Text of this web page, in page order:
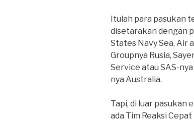
Itulah para pasukan
disetarakan dengan
States Navy Sea, Air
Groupnya Rusia,
Service atau SAS-
nya Australia.
Tapi, di luar pasukan
ada Tim Reaksi